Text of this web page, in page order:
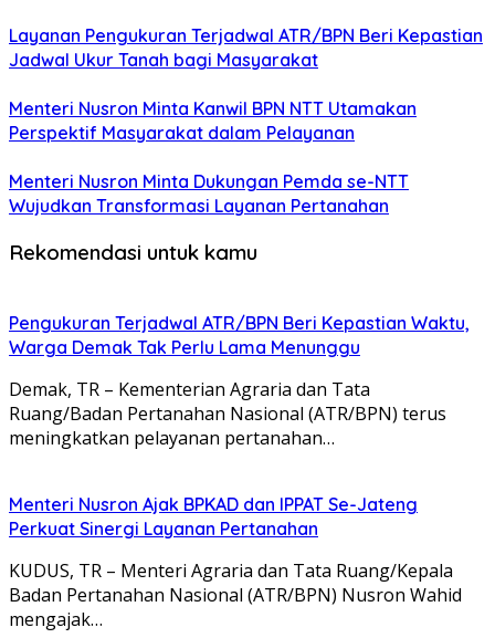
Layanan Pengukuran Terjadwal ATR/BPN Beri Kepastian
Jadwal Ukur Tanah bagi Masyarakat
Menteri Nusron Minta Kanwil BPN NTT Utamakan
Perspektif Masyarakat dalam Pelayanan
Menteri Nusron Minta Dukungan Pemda se-NTT
Wujudkan Transformasi Layanan Pertanahan
Rekomendasi untuk kamu
Pengukuran Terjadwal ATR/BPN Beri Kepastian Waktu,
Warga Demak Tak Perlu Lama Menunggu
Demak, TR – Kementerian Agraria dan Tata
Ruang/Badan Pertanahan Nasional (ATR/BPN) terus
meningkatkan pelayanan pertanahan…
Menteri Nusron Ajak BPKAD dan IPPAT Se-Jateng
Perkuat Sinergi Layanan Pertanahan
KUDUS, TR – Menteri Agraria dan Tata Ruang/Kepala
Badan Pertanahan Nasional (ATR/BPN) Nusron Wahid
mengajak…